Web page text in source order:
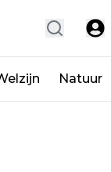
Natuur